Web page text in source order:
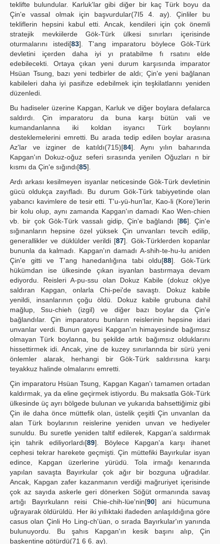
teklifte bulundular. Karluk'lar gibi diğer bir kaç Türk boyu da
Çin'e vassal olmak için başvurdular(7I5 4. ay). Çinliler bu
tekliflerin hepsini kabul etti. Ancak, kendileri için çok önemli
stratejik mevkiilerde Gök-Türk ülkesi sınırları içerisinde
oturmalarını istedi[83]. T'ang imparatoru böylece Gök-Türk
devletini içerden daha iyi yı pratabilme fı rsatını elde
edebilecekti. Ortaya çıkan yeni durum karşısında imparator
Hsüan Tsung, bazı yeni tedbirler de aldı; Çin'e yeni bağlanan
kabileleri daha iyi pasifıze edebilmek için teşkilatlannı yeniden
düzenledi.
Bu hadiseler üzerine Kapgan, Karluk ve diğer boylara defalarca
saldırdı. Çin imparatoru da buna karşı bütün vali ve
kumandanlanna iki koldan isyancı Türk boylannı
desteklemelerini emretti. Bu arada tedip edilen boylar arasına
Az'lar ve izginer de katıldı(715)[84]. Aynı yılın baharında
Kapgan'ın Dokuz-oğuz seferi sırasında yenilen Oğuzları n bir
kısmı da Çin'e sığındı[85].
Ardı arkası kesilmeyen isyanlar neticesinde Gök-Türk devletinin
gücü oldukça zayıfladı. Bu durum Gök-Türk tabiyyetinde olan
yabancı kavimlere de tesir etti. T'u-yü-hun'lar, Kao-li (Kore)'lerin
bir kolu olup, aynı zamanda Kapgan'ın damadı Kao Wen-chien
vb. bir çok Gök-Türk vassalı gidip, Çin'e bağlandı [86]. Çin'e
sığınanların hepsine özel yüksek Çin unvanları tevcih edilip,
generallikler ve düklülder verildi [87]. Gök-Türklerden kopanlar
bununla da kalmadı. Kapgan'ın damadı A-shih-te-hu-lu aniden
Çin'e gitti ve T'ang hanedanlığına tabi oldu[88]. Gök-Türk
hükümdan ise ülkesinde çıkan isyanlan bastırmaya devam
ediyordu. Reisleri A-pu-ssu olan Dokuz Kabile (dokuz ok)ye
saldıran Kapgan, onlarla Chi-pei'de savaştı. Dokuz kabile
yenildi, insanlarının çoğu öldü. Dokuz kabile grubuna dahil
mağlup, Ssu-chieh (izgil) ve diğer bazı boylar da Çin'e
bağlandılar. Çin imparatoru bunların reislerinin hepsine idari
unvanlar verdi. Bunun gayesi Kapgan'ın himayesinde bağımsız
olmayan Türk boylanna, bu şekilde artık bağımsız olduklarını
hissettirmek idi. Ancak, yine de kuzey sınırlannda bir sürü yeni
önlemler alarak, herhangi bir Gök-Türk saldırısına karşı
teyakkuz halinde olmalarını emretti.
Çin imparatoru Hsüan Tsung, Kapgan Kagan'ı tamamen ortadan
kaldırmak, ya da eline geçirmek istiyordu. Bu maksatla Gök-Türk
ülkesinde üç ayrı bölgede bulunan ve yukarıda bahsettiğimiz gibi
Çin ile daha önce müttefik olan, üstelik çeşitli Çin unvanlan da
alan Türk boylarının reislerine yeniden unvan ve hediyeler
sunuldu. Bu suretle yeniden taltif edilerek, Kapgan'a saldırmak
için tahrik ediliyorlardı[89]. Böylece Kapgan'a karşı ihanet
cephesi tekrar harekete geçmişti. Çin müttefiki Bayırkular isyan
edince, Kapgan üzerlerine yürüdü. Tola irmağı kenarında
yapılan savaşta Bayırkular çok ağır bir bozguna uğradılar.
Ancak, Kapgan zafer kazanmanın verdiği mağruriyet içerisinde
çok az sayıda askerle geri dönerken Söğüt ormanında savaş
artığı Bayırkulann reisi Chie-chih-lüe'nin[90] ani hücumuna
uğrayarak öldürüldü. Her iki yıllıktaki ifadeden anlaşıldığına göre
casus olan Çinli Ho Ling-ch'üan, o sırada Bayırkular'ın yanında
bulunuyordu. Bu şahıs Kapgan'ın kesik başını alıp, Çin
başkentine götürdü(71 6 6. ay).